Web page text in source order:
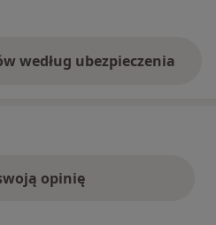
według ubezpieczenia
opinię